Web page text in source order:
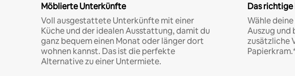
Möblierte Unterkünfte
Voll ausgestattete Unterkünfte mit einer
Küche und der idealen Ausstattung, damit du
ganz bequem einen Monat oder länger dort
wohnen kannst. Das ist die perfekte
Alternative zu einer Untermiete.
Das
Wähle
Auszug und
zusätzliche